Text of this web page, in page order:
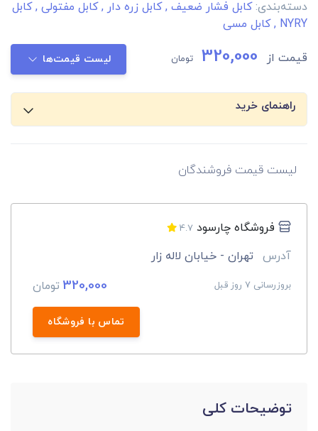
دسته‌بندی:کابل فشار ضعیف ,کابل زره دار ,کابل مفتولی ,کابل
NYRY
,کابل مسی
قیمت از 320,000 تومان لیست قیمت‌ها
راهنمای خرید
لیست قیمت فروشندگان
فروشگاه چارسود 4.7
آدرس تهران - خیابان لاله زار
بروزرسانی 7 روز قبل 320,000 تومان
تماس با فروشگاه
توضیحات کلی